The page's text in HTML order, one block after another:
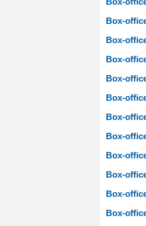
Box-
Box-
Box-
Box-
Box-
Box-
Box-
Box-
Box-
Box-
Box-